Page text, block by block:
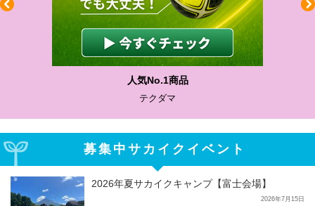
わかりやすい質問に沿って書ける
サカイクサッカーノート
募集中サカイクイベント
2026年夏サカイクキャンプ【富士会場】
2026年7月15日